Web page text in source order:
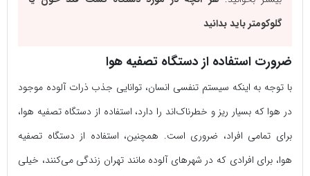
گلوکومتر باید بدانید
ضرورت استفاده از دستگاه تصفیه هوا
با توجه به اینکه سیستم تنفسی انسان، توانایی جذب ذرات آلوده موجود
در هوا که بسیار ریز و خطرناک‌اند را دارد، استفاده از دستگاه تصفیه هوا،
برای تمامی افراد، ضروری است. همچنین، استفاده از دستگاه تصفیه
هوا، برای افرادی که در شهرهای آلوده مانند تهران زندگی می‌کنند، خیلی